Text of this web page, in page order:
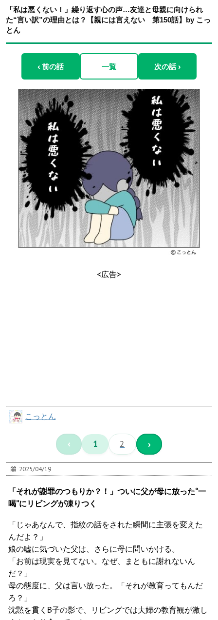
「私は悪くない！」繰り返す心の声…友達と母親に向けられ
た“言い訳”の理由とは？【親には言えない 第150話】by こっ
とん
‹ 前の話 一覧 次の話 ›
<広告>
こっとん
‹ 1 2 ›
2025/04/19
「それが謝罪のつもりか？！」ついに父が母に放った“一
喝”にリビングが凍りつく
「じゃあなんで、指紋の話をされた瞬間に主張を変えた
んだよ？」
娘の嘘に気づいた父は、さらに母に問いかける。
「お前は現実を見てない。なぜ、まともに謝れないん
だ？」
母の態度に、父は言い放った。「それが教育ってもんだ
ろ？」
沈黙を貫くB子の影で、リビングでは夫婦の教育観が激し